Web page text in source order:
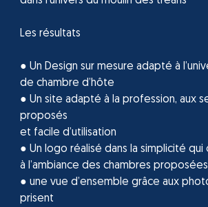
Les résultats
● Un Design sur mesure adapté à
de chambre d’hôte
● Un site adapté à la profession, aux
proposés
et facile d’utilisation
● Un logo réalisé dans la simplicité qui
à l’ambiance des chambres proposées
● une vue d’ensemble grâce aux
prisent